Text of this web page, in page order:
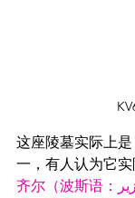
这座陵墓实际上
一，有人认为它
齐尔 （波斯语 ：